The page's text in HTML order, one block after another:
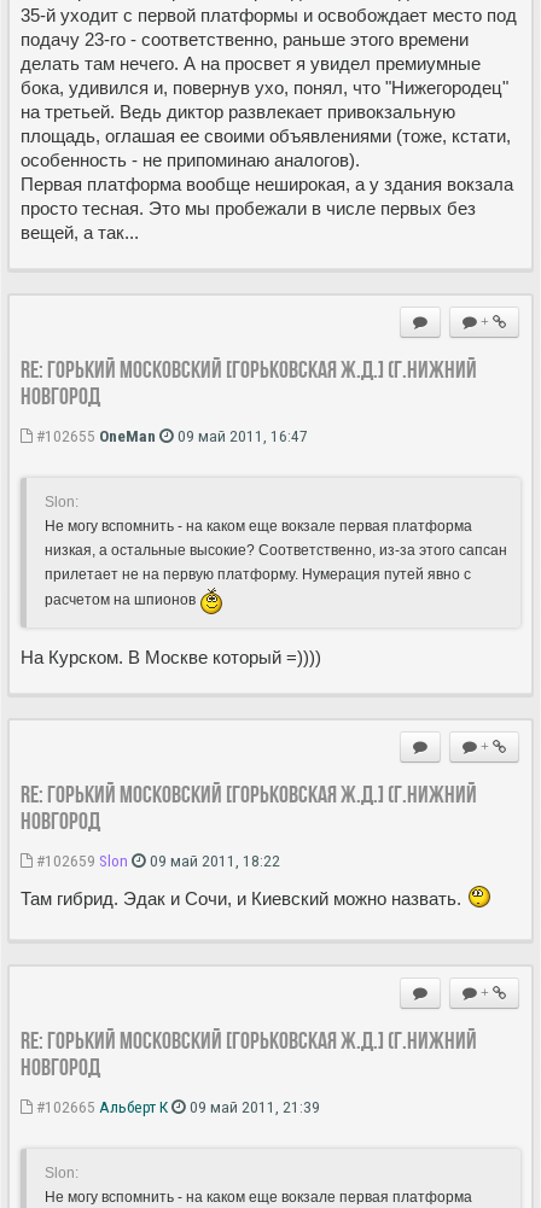
35-й уходит с первой платформы и освобождает место под
подачу 23-го - соответственно, раньше этого времени
делать там нечего. А на просвет я увидел премиумные
бока, удивился и, повернув ухо, понял, что "Нижегородец"
на третьей. Ведь диктор развлекает привокзальную
площадь, оглашая ее своими объявлениями (тоже, кстати,
особенность - не припоминаю аналогов).
Первая платформа вообще неширокая, а у здания вокзала
просто тесная. Это мы пробежали в числе первых без
вещей, а так...
+
Re: ГОРЬКИЙ МОСКОВСКИЙ [Горьковская Ж.Д.] (г.Нижний
Новгород
#102655 OneMan 09 май 2011, 16:47
Slon:
Не могу вспомнить - на каком еще вокзале первая платформа
низкая, а остальные высокие? Соответственно, из-за этого сапсан
прилетает не на первую платформу. Нумерация путей явно с
расчетом на шпионов
На Курском. В Москве который =))))
+
Re: ГОРЬКИЙ МОСКОВСКИЙ [Горьковская Ж.Д.] (г.Нижний
Новгород
#102659 Slon 09 май 2011, 18:22
Там гибрид. Эдак и Сочи, и Киевский можно назвать.
+
Re: ГОРЬКИЙ МОСКОВСКИЙ [Горьковская Ж.Д.] (г.Нижний
Новгород
#102665 Альберт К 09 май 2011, 21:39
Slon:
Не могу вспомнить - на каком еще вокзале первая платформа